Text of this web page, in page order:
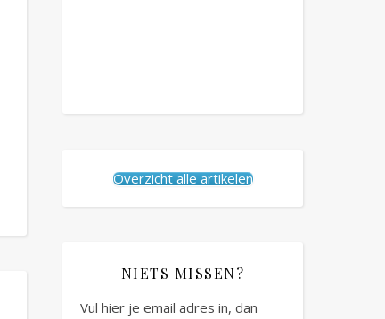
Overzicht alle artikelen
NIETS MISSEN?
Vul hier je email adres in, dan